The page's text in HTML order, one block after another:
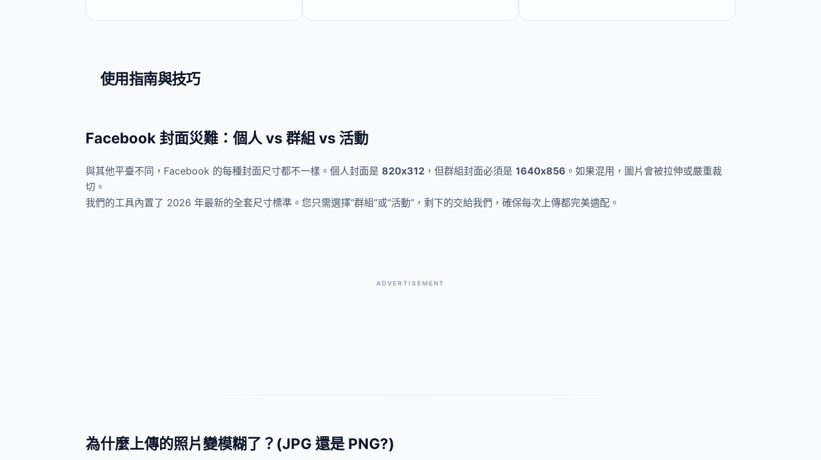
使用指南與技巧
Facebook 封面災難：個人 vs 群組 vs 活動
與其他平臺不同，Facebook 的每種封面尺寸都不一樣。個人封面是 820x312 ，但群組封面必須是 1640x856 。如果混用，圖片會被拉伸或嚴重裁
切。
我們的工具內置了 2026 年最新的全套尺寸標準。您只需選擇“群組”或“活動”，剩下的交給我們，確保每次上傳都完美適配。
ADVERTISEMENT
為什麼上傳的照片變模糊了？(JPG 還是 PNG?)